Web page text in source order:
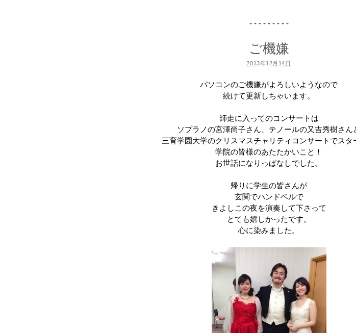
- - - - - - - - -
ご機嫌
2013年12月14日
パソコンのご機嫌がよろしいようなので
続けて更新しちゃいます。
師走に入ってのコンサートは
ソプラノの宮澤尚子さん、テノールの又吉秀樹さん
三育学園大学のクリスマスチャリティコンサートでスタ
学院の皆様のあたたかいこと！
お世話になりっぱなしでした。
帰りに学生の皆さんが
玄関でハンドベルで
きよしこの夜を演奏して下さって
とても嬉しかったです。
心に染みました。